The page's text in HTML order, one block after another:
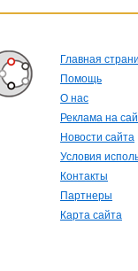
Главная
Помощь
О нас
Реклама на
Новости сайта
Условия
Контакты
Партнеры
Карта сайта